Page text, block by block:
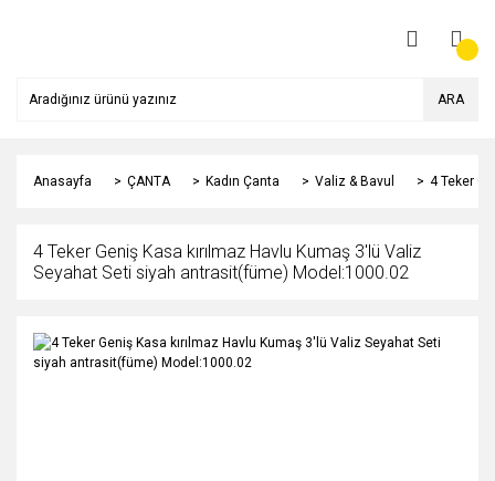
ARA
Anasayfa ÇANTA Kadın Çanta Valiz & Bavul 4 Teker
4 Teker Geniş Kasa kırılmaz Havlu Kumaş 3'lü Valiz
Seyahat Seti siyah antrasit(füme) Model:1000.02